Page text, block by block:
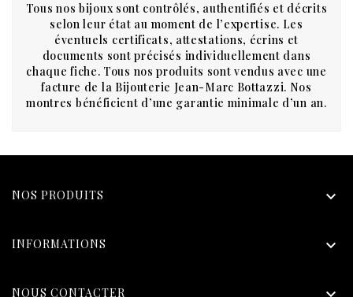
Tous nos bijoux sont contrôlés, authentifiés et décrits
selon leur état au moment de l’expertise. Les
éventuels certificats, attestations, écrins et
documents sont précisés individuellement dans
chaque fiche. Tous nos produits sont vendus avec une
facture de la Bijouterie Jean-Marc Bottazzi. Nos
montres bénéficient d’une garantie minimale d’un an.
NOS PRODUITS 
INFORMATIONS 
NOUS CONTACTER